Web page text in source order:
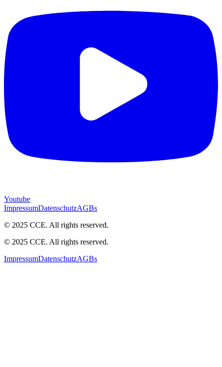
Youtube
ImpressumDatenschutzAGBs
© 2025 CCE. All rights reserved.
© 2025 CCE. All rights reserved.
ImpressumDatenschutzAGBs